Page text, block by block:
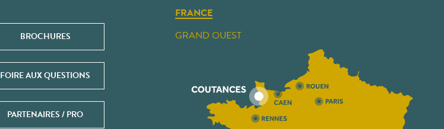
BROCHURES
FOIRE AUX QUESTIONS
PARTENAIRES / PRO
FRANCE
GRAND OUEST